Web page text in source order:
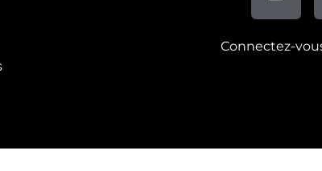
Connectez-